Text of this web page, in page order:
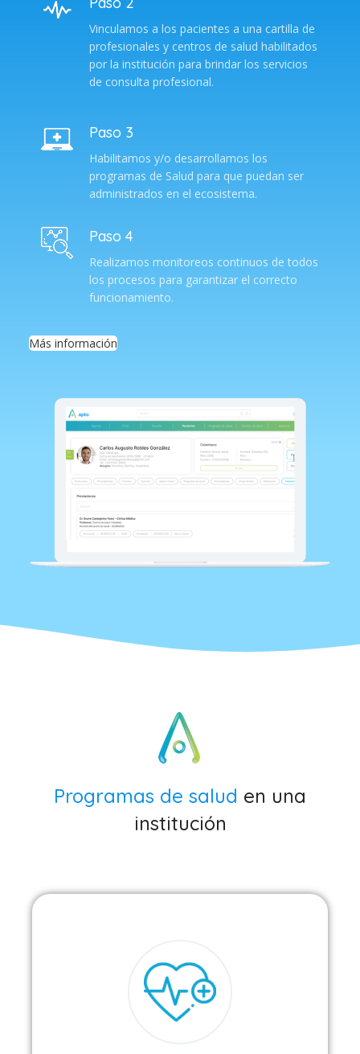
Vinculamos a los pacientes a una cartilla de
profesionales y centros de salud habilitados
por la institución para brindar los servicios
de consulta profesional.
Paso 3
Habilitamos y/o desarrollamos los
programas de Salud para que puedan ser
administrados en el ecosistema.
Paso 4
Realizamos monitoreos continuos de todos
los procesos para garantizar el correcto
funcionamiento.
Más información
Programas de salud en una
institución